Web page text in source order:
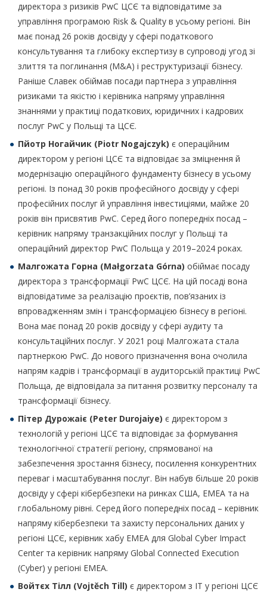
директора з ризиків PwC ЦСЄ та відповідатиме за
управління програмою Risk & Quality в усьому регіоні. Він
має понад 26 років досвіду у сфері податкового
консультування та глибоку експертизу в супроводі угод зі
злиття та поглинання (M&A) і реструктуризації бізнесу.
Раніше Славек обіймав посади партнера з управління
ризиками та якістю і керівника напряму управління
знаннями у практиці податкових, юридичних і кадрових
послуг PwC у Польщі та ЦСЄ.
Пйотр Ногайчик (Piotr Nogajczyk) є операційним
директором у регіоні ЦСЄ та відповідає за зміцнення й
модернізацію операційного фундаменту бізнесу в усьому
регіоні. Із понад 30 років професійного досвіду у сфері
професійних послуг й управління інвестиціями, майже 20
років він присвятив PwC. Серед його попередніх посад –
керівник напряму транзакційних послуг у Польщі та
операційний директор PwC Польща у 2019–2024 роках.
Малгожата Горна (Małgorzata Górna) обіймає посаду
директора з трансформації PwC ЦСЄ. На цій посаді вона
відповідатиме за реалізацію проєктів, пов’язаних із
впровадженням змін і трансформацією бізнесу в регіоні.
Вона має понад 20 років досвіду у сфері аудиту та
консультаційних послуг. У 2021 році Малгожата стала
партнеркою PwC. До нового призначення вона очолила
напрям кадрів і трансформації в аудиторській практиці PwC
Польща, де відповідала за питання розвитку персоналу та
трансформації бізнесу.
Пітер Дурожаіє (Peter Durojaiye) є директором з
технологій у регіоні ЦСЄ та відповідає за формування
технологічної стратегії регіону, спрямованої на
забезпечення зростання бізнесу, посилення конкурентних
переваг і масштабування послуг. Він набув більше 20 років
досвіду у сфері кібербезпеки на ринках США, EMEA та на
глобальному рівні. Серед його попередніх посад – керівник
напряму кібербезпеки та захисту персональних даних у
регіоні ЦСЄ, керівник хабу EMEA для Global Cyber Impact
Center та керівник напряму Global Connected Execution
(Cyber) у регіоні EMEA.
Войтєх Тілл (Vojtěch Till) є директором з ІТ у регіоні ЦСЄ